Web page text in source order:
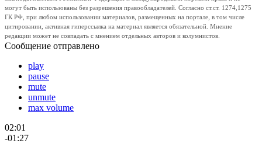
могут быть использованы без разрешения правообладателей. Согласно ст.ст. 1274,1275
ГК РФ, при любом использовании материалов, размещенных на портале, в том числе
цитировании, активная гиперссылка на материал является обязательной. Мнение
редакции может не совпадать с мнением отдельных авторов и колумнистов.
Сообщение отправлено
play
pause
mute
unmute
max volume
02:01
-01:27